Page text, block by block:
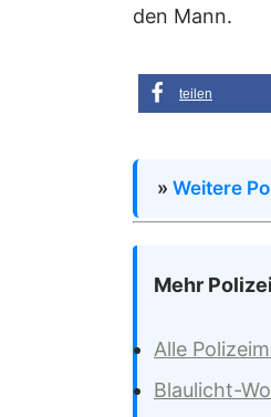
den Mann.
teilen
» Weitere
Mehr
Alle
Blaulicht-